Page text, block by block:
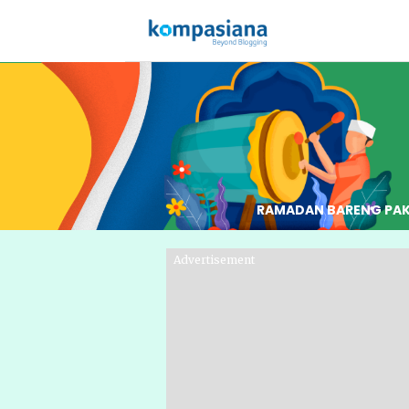
RAMADAN BARENG